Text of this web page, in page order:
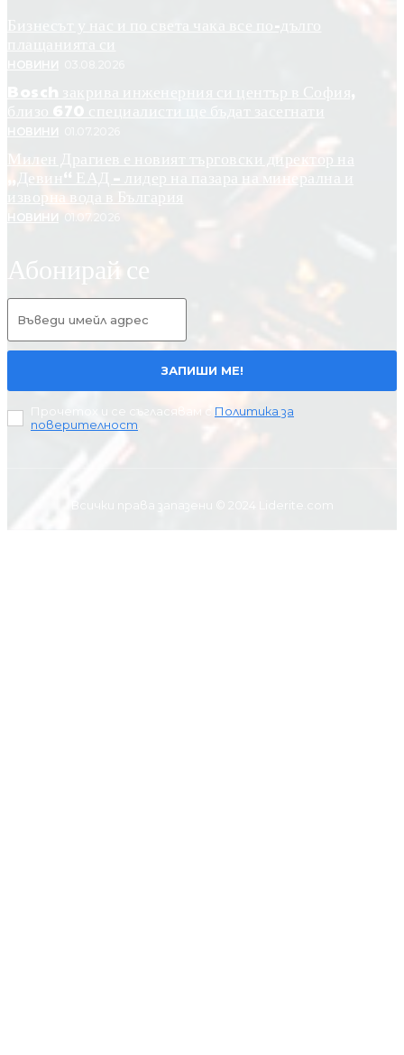
Бизнесът у нас и по света чака все по-дълго
плащанията си
Bosch закрива инженерния си център в София,
близо 670 специалисти ще бъдат засегнати
Милен Драгиев е новият търговски директор на
„Девин“ ЕАД – лидер на пазара на минерална и
изворна вода в България
НОВИНИ
Абонирай се
ЗАПИШИ МЕ!
Прочетох и се съгласявам с Политика за
поверителност